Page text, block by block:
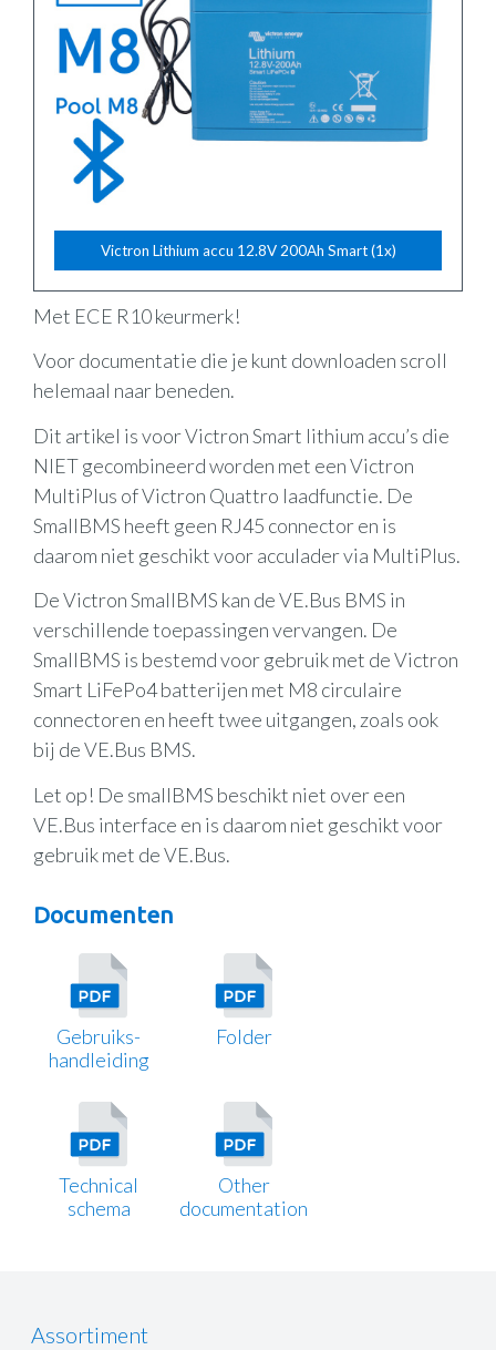
Victron Lithium accu 12.8V 200Ah Smart (1x)
Met ECE R10 keurmerk!
Voor documentatie die je kunt downloaden scroll
helemaal naar beneden.
Dit artikel is voor Victron Smart lithium accu’s die
NIET gecombineerd worden met een Victron
MultiPlus of Victron Quattro laadfunctie. De
SmallBMS heeft geen RJ45 connector en is
daarom niet geschikt voor acculader via MultiPlus.
De Victron SmallBMS kan de VE.Bus BMS in
verschillende toepassingen vervangen. De
SmallBMS is bestemd voor gebruik met de Victron
Smart LiFePo4 batterijen met M8 circulaire
connectoren en heeft twee uitgangen, zoals ook
bij de VE.Bus BMS.
Let op! De smallBMS beschikt niet over een
VE.Bus interface en is daarom niet geschikt voor
gebruik met de VE.Bus.
Documenten
Gebruiks-
handleiding
Folder
Technical
schema
Other
documentation
Assortiment